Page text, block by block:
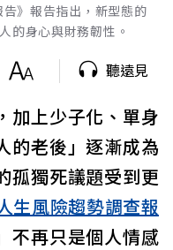
》報告指出，新型態的
的身心與財務韌性。
聽遠見
加上少子化、單身
的老後」逐漸成為
孤獨死議題受到更
生風險趨勢調查報
不再只是個人情感